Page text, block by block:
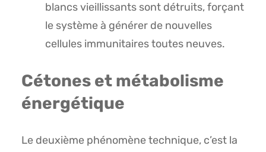
blancs vieillissants sont détruits, forçant
le système à générer de nouvelles
cellules immunitaires toutes neuves.
Cétones et métabolisme
énergétique
Le deuxième phénomène technique, c’est la